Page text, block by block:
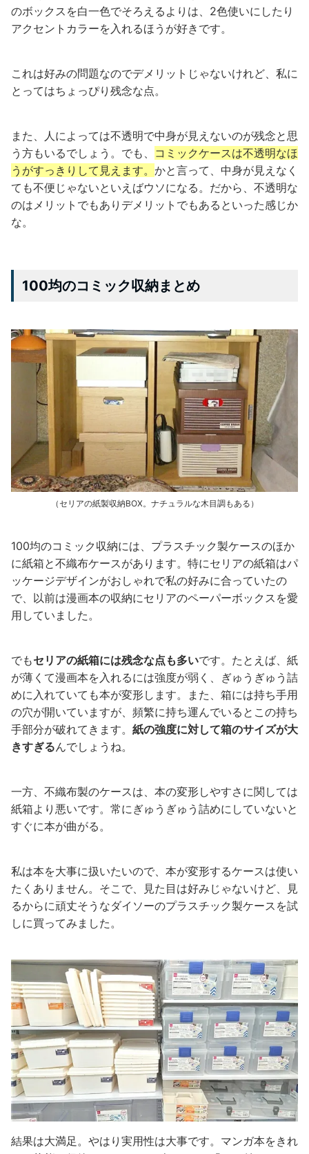
のボックスを白一色でそろえるよりは、2色使いにしたり
アクセントカラーを入れるほうが好きです。
これは好みの問題なのでデメリットじゃないけれど、私に
とってはちょっぴり残念な点。
また、人によっては不透明で中身が見えないのが残念と思
う方もいるでしょう。でも、 コミックケースは不透明なほ
うがすっきりして見えます。 かと言って、中身が見えなく
ても不便じゃないといえばウソになる。だから、不透明な
のはメリットでもありデメリットでもあるといった感じか
な。
100均のコミック収納まとめ
（セリアの紙製収納BOX。ナチュラルな木目調もある）
100均のコミック収納には、プラスチック製ケースのほか
に紙箱と不織布ケースがあります。特にセリアの紙箱はパ
ッケージデザインがおしゃれで私の好みに合っていたの
で、以前は漫画本の収納にセリアのペーパーボックスを愛
用していました。
でもセリアの紙箱には残念な点も多いです。たとえば、紙
が薄くて漫画本を入れるには強度が弱く、ぎゅうぎゅう詰
めに入れていても本が変形します。また、箱には持ち手用
の穴が開いていますが、頻繁に持ち運んでいるとこの持ち
手部分が破れてきます。 紙の強度に対して箱のサイズが大
きすぎるんでしょうね。
一方、不織布製のケースは、本の変形しやすさに関しては
紙箱より悪いです。常にぎゅうぎゅう詰めにしていないと
すぐに本が曲がる。
私は本を大事に扱いたいので、本が変形するケースは使い
たくありません。そこで、見た目は好みじゃないけど、見
るからに頑丈そうなダイソーのプラスチック製ケースを試
しに買ってみました。
結果は大満足。やはり実用性は大事です。マンガ本をきれ